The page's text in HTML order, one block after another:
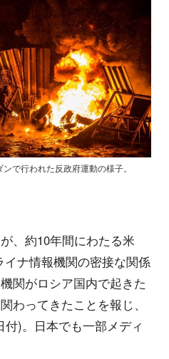
で行われた反政府運動の様子。
、約10年間にわたる米
ナ情報機関の密接な関係
関がロシア国内で起きた
わってきたことを報じ、
)。日本でも一部メディ